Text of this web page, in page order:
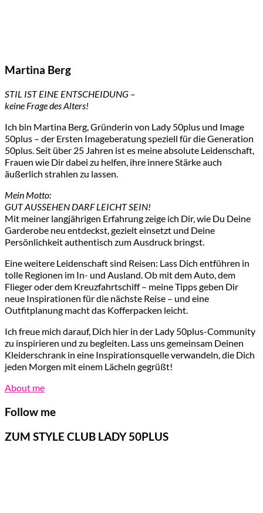
Martina Berg
STIL IST EINE ENTSCHEIDUNG –
keine Frage des Alters!
Ich bin Martina Berg, Gründerin von Lady 50plus und Image
50plus – der Ersten Imageberatung speziell für die Generation
50plus. Seit über 25 Jahren ist es meine absolute Leidenschaft,
Frauen wie Dir dabei zu helfen, ihre innere Stärke auch
äußerlich strahlen zu lassen.
Mein Motto:
GUT AUSSEHEN DARF LEICHT SEIN!
Mit meiner langjährigen Erfahrung zeige ich Dir, wie Du Deine
Garderobe neu entdeckst, gezielt einsetzt und Deine
Persönlichkeit authentisch zum Ausdruck bringst.
Eine weitere Leidenschaft sind Reisen: Lass Dich entführen in
tolle Regionen im In- und Ausland. Ob mit dem Auto, dem
Flieger oder dem Kreuzfahrtschiff – meine Tipps geben Dir
neue Inspirationen für die nächste Reise – und eine
Outfitplanung macht das Kofferpacken leicht.
Ich freue mich darauf, Dich hier in der Lady 50plus-Community
zu inspirieren und zu begleiten. Lass uns gemeinsam Deinen
Kleiderschrank in eine Inspirationsquelle verwandeln, die Dich
jeden Morgen mit einem Lächeln gegrüßt!
About me
Follow me
ZUM STYLE CLUB LADY 50PLUS